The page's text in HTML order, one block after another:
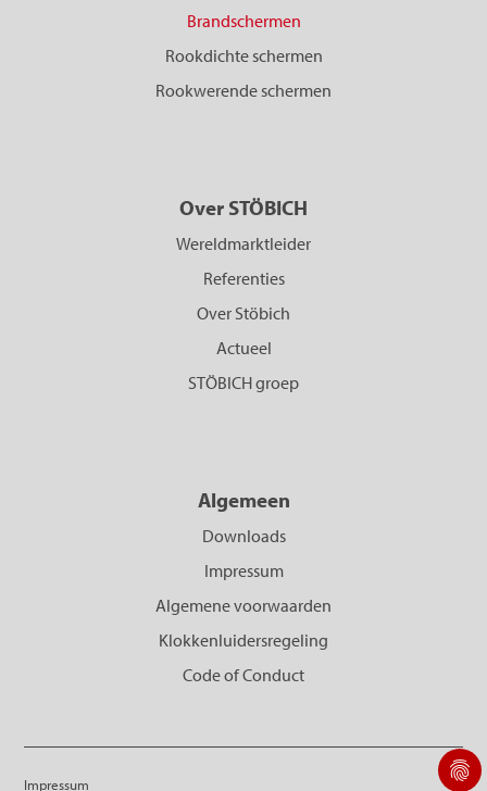
Brandschermen
Rookdichte schermen
Rookwerende schermen
Over STÖBICH
Wereldmarktleider
Referenties
Over Stöbich
Actueel
STÖBICH groep
Algemeen
Downloads
Impressum
Algemene voorwaarden
Klokkenluidersregeling
Code of Conduct
Impressum